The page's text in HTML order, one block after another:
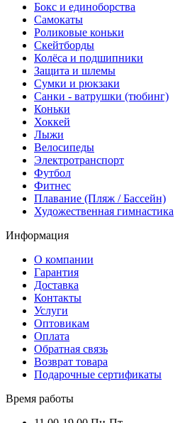
Бокс и единоборства
Самокаты
Роликовые коньки
Скейтборды
Колёса и подшипники
Защита и шлемы
Сумки и рюкзаки
Санки - ватрушки (тюбинг)
Коньки
Хоккей
Лыжи
Велосипеды
Электротранспорт
Футбол
Фитнес
Плавание (Пляж / Бассейн)
Художественная гимнастика
Информация
О компании
Гарантия
Доставка
Контакты
Услуги
Оптовикам
Оплата
Обратная связь
Возврат товара
Подарочные сертификаты
Время работы